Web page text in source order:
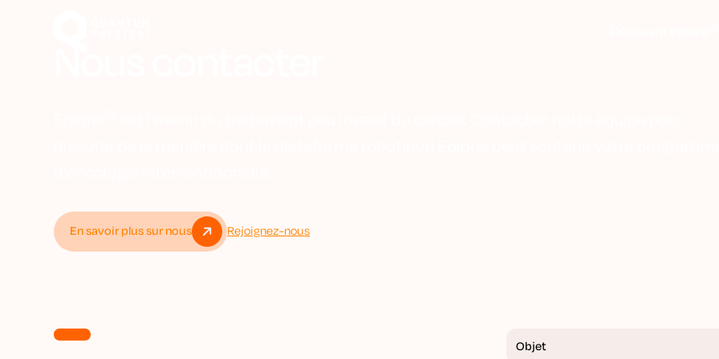
En savoir plus sur nous Rejoignez-nous